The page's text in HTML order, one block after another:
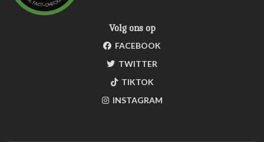
Volg ons op
FACEBOOK
TWITTER
TIKTOK
INSTAGRAM